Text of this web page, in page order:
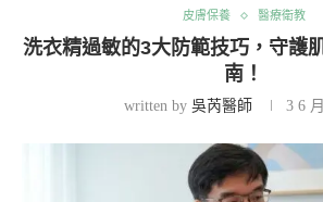
皮膚保養 醫療衛教
洗衣精過敏的3大防範技巧，守護
南！
written by 吳芮醫師 3 6